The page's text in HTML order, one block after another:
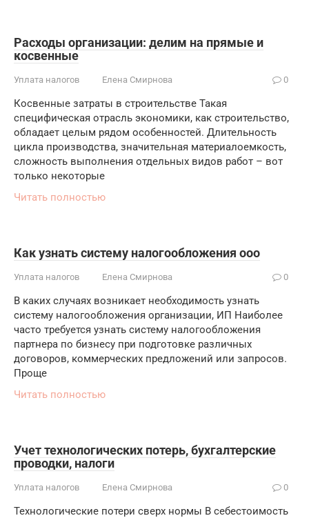
Расходы организации: делим на прямые и
косвенные
Уплата налогов Елена Смирнова 0
Косвенные затраты в строительстве Такая
специфическая отрасль экономики, как строительство,
обладает целым рядом особенностей. Длительность
цикла производства, значительная материалоемкость,
сложность выполнения отдельных видов работ – вот
только некоторые
Читать полностью
Как узнать систему налогообложения ооо
Уплата налогов Елена Смирнова 0
В каких случаях возникает необходимость узнать
систему налогообложения организации, ИП Наиболее
часто требуется узнать систему налогообложения
партнера по бизнесу при подготовке различных
договоров, коммерческих предложений или запросов.
Проще
Читать полностью
Учет технологических потерь, бухгалтерские
проводки, налоги
Уплата налогов Елена Смирнова 0
Технологические потери сверх нормы В себестоимость